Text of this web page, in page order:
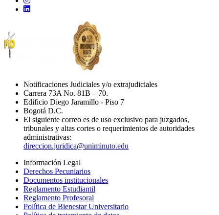
Notificaciones Judiciales y/o extrajudiciales
Carrera 73A No. 81B – 70.
Edificio Diego Jaramillo - Piso 7
Bogotá D.C.
El siguiente correo es de uso exclusivo para juzgados,
tribunales y altas cortes o requerimientos de autoridades
administrativas:
direccion.juridica@uniminuto.edu
Información Legal
Derechos Pecuniarios
Documentos institucionales
Reglamento Estudiantil
Reglamento Profesoral
Política de Bienestar Universitario